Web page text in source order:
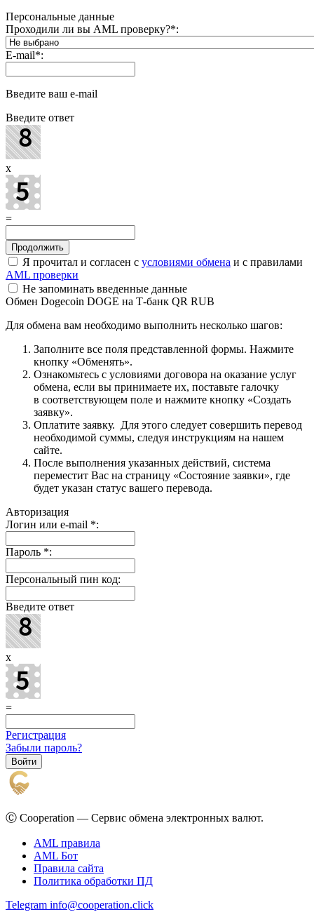
Персональные данные
Проходили ли вы AML проверку?*:
E-mail*:
Введите ваш e-mail
Введите ответ
x
=
Я прочитал и согласен с условиями обмена и с правилами
AML проверки
Не запоминать введенные данные
Обмен Dogecoin DOGE на Т-банк QR RUB
Для обмена вам необходимо выполнить несколько шагов:
Заполните все поля представленной формы. Нажмите
кнопку «Обменять».
Ознакомьтесь с условиями договора на оказание услуг
обмена, если вы принимаете их, поставьте галочку
в соответствующем поле и нажмите кнопку «Создать
заявку».
Оплатите заявку. Для этого следует совершить перевод
необходимой суммы, следуя инструкциям на нашем
сайте.
После выполнения указанных действий, система
переместит Вас на страницу «Состояние заявки», где
будет указан статус вашего перевода.
Авторизация
Логин или e-mail *:
Пароль *:
Персональный пин код:
Введите ответ
x
=
Регистрация
Забыли пароль?
Ⓒ Cooperation — Сервис обмена электронных валют.
AML правила
AML Бот
Правила сайта
Политика обработки ПД
Telegram info@cooperation.click